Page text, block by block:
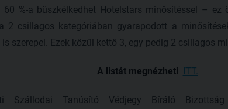
60 %-a büszkélkedhet Hotelstars minősítéssel – ez
2 csillagos kategóriában gyarapodott a
szerepel. Ezek közül kettő 3, egy pedig 2 csillagos
A listát megnézheti ITT.
Szállodai Tanúsító Védjegy Bíráló